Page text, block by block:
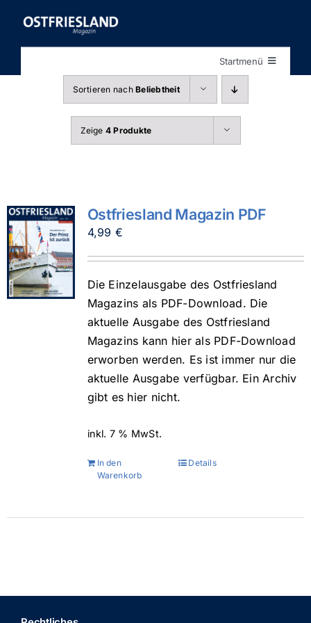
Inhalt
springen
Startmenü
StartseiteSortieren nachBeliebtheit
Zeige 4 Produkte
Ostfriesland Magazin PDF
4,99 €
Die Einzelausgabe des Ostfriesland
Magazins als PDF-Download. Die
aktuelle Ausgabe des Ostfriesland
Magazins kann hier als PDF-Download
erworben werden. Es ist immer nur die
aktuelle Ausgabe verfügbar. Ein Archiv
gibt es hier nicht.
inkl. 7 % MwSt.
In den
Warenkorb
Details